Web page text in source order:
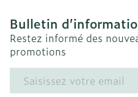
Bulletin
Restez informé des
promotions
Adresse mail